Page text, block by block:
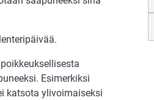
Esimerkiksi
katsota ylivoimaiseksi